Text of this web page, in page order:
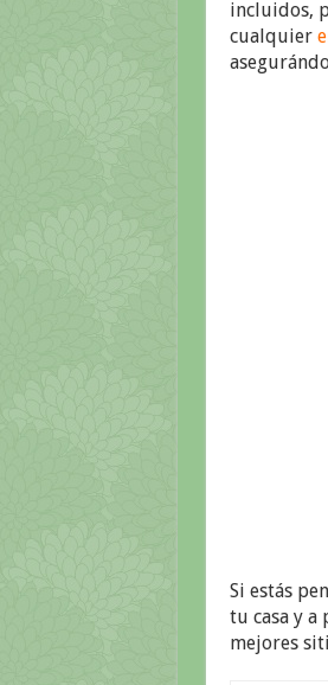
incluidos,
cualquier
Si estás
tu casa y a
mejores